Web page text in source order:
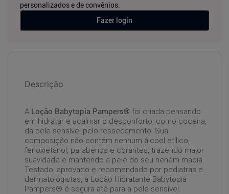
personalizados e de convênios.
Fazer login
Descrição
A Loção Babytopia Pampers® foi criada pensando
em hidratar e acalmar o desconforto, como coceira,
da pele sensível pelo ressecamento. Sua
composição não contém nenhum álcool etílico,
fenoxietanol, parabenos e corantes, trazendo maior
suavidade e mantendo a pele do seu neném macia.
Testado, aprovado e recomendado por pediatras e
dermatologistas, a Loção Hidratante Babytopia
Pampers® é segura até para a pele sensível.